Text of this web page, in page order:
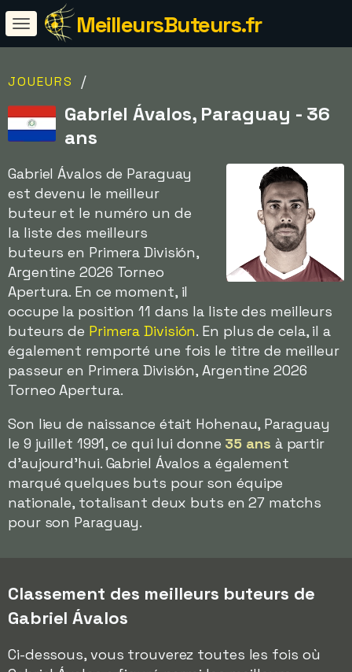
MeilleursButeurs.fr
JOUEURS /
Gabriel Ávalos, Paraguay - 36
ans
Gabriel Ávalos de Paraguay
est devenu le meilleur
buteur et le numéro un de
la liste des meilleurs
buteurs en Primera División,
Argentine 2026 Torneo
Apertura. En ce moment, il
occupe la position 11 dans la liste des meilleurs
buteurs de Primera División. En plus de cela, il a
également remporté une fois le titre de meilleur
passeur en Primera División, Argentine 2026
Torneo Apertura.
Son lieu de naissance était Hohenau, Paraguay
le 9 juillet 1991, ce qui lui donne 35 ans à partir
d'aujourd'hui. Gabriel Ávalos a également
marqué quelques buts pour son équipe
nationale, totalisant deux buts en 27 matchs
pour son Paraguay.
Classement des meilleurs buteurs de
Gabriel Ávalos
Ci-dessous, vous trouverez toutes les fois où